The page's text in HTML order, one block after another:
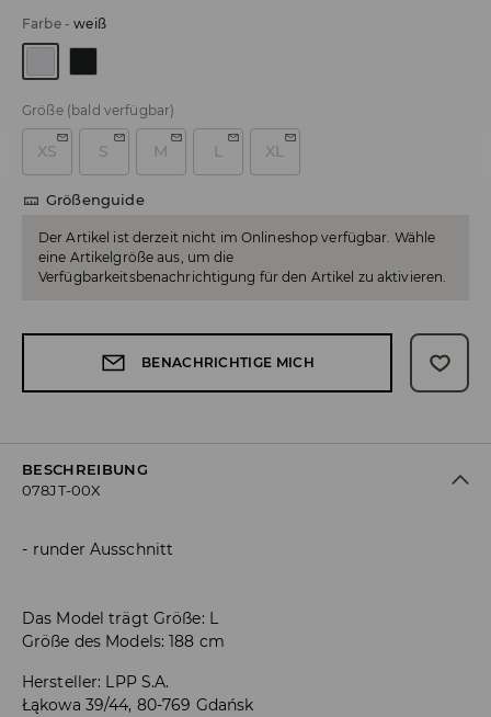
Farbe-weiß
Größe (bald verfügbar)
XS S M L XL
Größenguide
Der Artikel ist derzeit nicht im Onlineshop verfügbar. Wähle
eine Artikelgröße aus, um die
Verfügbarkeitsbenachrichtigung für den Artikel zu aktivieren.
BENACHRICHTIGE MICH
BESCHREIBUNG
078JT-00X
runder Ausschnitt
Das Model trägt Größe: L
Größe des Models: 188 cm
Hersteller: LPP S.A.
Łąkowa 39/44, 80-769 Gdańsk